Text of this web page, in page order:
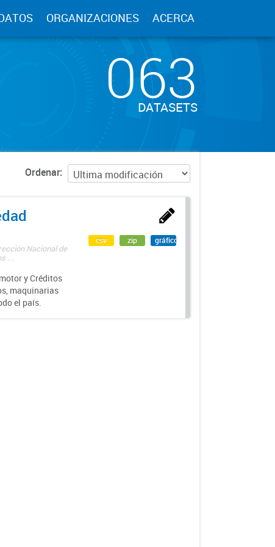
ORGANIZACIONES ACERCA
063
DATASETS
Ordenar
Nacional de
...
y Créditos
maquinarias
el país.
csv zip gráfico